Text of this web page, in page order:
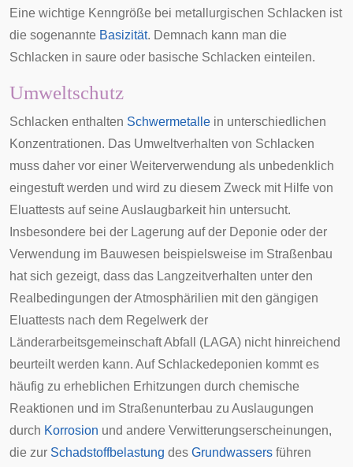
Eine wichtige Kenngröße bei metallurgischen Schlacken ist
die sogenannte Basizität. Demnach kann man die
Schlacken in saure oder basische Schlacken einteilen.
Umweltschutz
Schlacken enthalten Schwermetalle in unterschiedlichen
Konzentrationen. Das Umweltverhalten von Schlacken
muss daher vor einer Weiterverwendung als unbedenklich
eingestuft werden und wird zu diesem Zweck mit Hilfe von
Eluattests auf seine Auslaugbarkeit hin untersucht.
Insbesondere bei der Lagerung auf der Deponie oder der
Verwendung im Bauwesen beispielsweise im Straßenbau
hat sich gezeigt, dass das Langzeitverhalten unter den
Realbedingungen derAtmosphärilien mit den gängigen
Eluattests nach dem Regelwerk der
Länderarbeitsgemeinschaft Abfall
(LAGA) nicht hinreichend
beurteilt werden kann. Auf Schlackedeponien kommt es
häufig zu erheblichen Erhitzungen durch chemische
Reaktionen und im Straßenunterbau zu Auslaugungen
durch Korrosion und andere Verwitterungserscheinungen,
die zur Schadstoffbelastung des Grundwassers führen